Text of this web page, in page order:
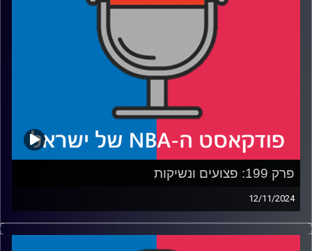
עידן לוצקי
פרק 199: פצועים ונשיקות
12/11/2024
פודקאסט האן.בי.איי עם ערן סורוקה, שרון דוידוביץ', משה
דוידוביץ' ועידן לוצקי, בשיתוף קול האוניברסיטה.